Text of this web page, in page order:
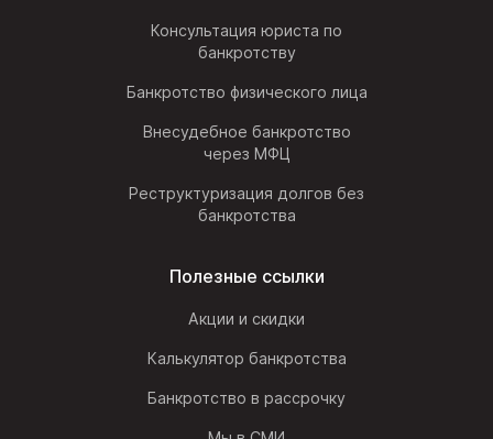
Консультация юриста по
банкротству
Банкротство физического лица
Внесудебное банкротство
через МФЦ
Реструктуризация долгов без
банкротства
Полезные ссылки
Акции и скидки
Калькулятор банкротства
Банкротство в рассрочку